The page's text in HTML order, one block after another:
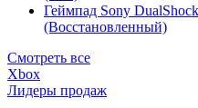
Геймпад Sony
(Восстановленный)
Смотреть все
Xbox
Лидеры продаж